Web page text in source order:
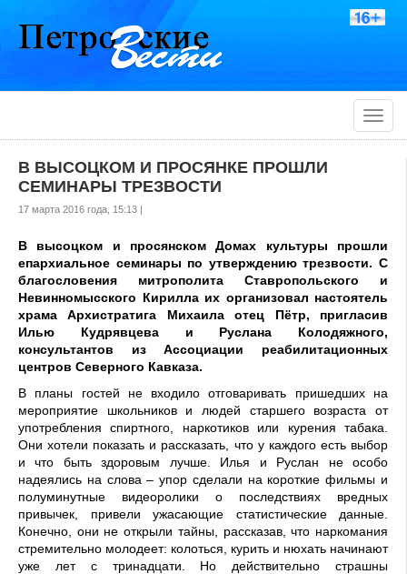
Toggle
В ВЫСОЦКОМ И ПРОСЯНКЕ ПРОШЛИ
СЕМИНАРЫ ТРЕЗВОСТИ
17 марта 2016 года, 15:13 |
В высоцком и просянском Домах культуры прошли
епархиальное семинары по утверждению трезвости. С
благословения митрополита Ставропольского и
Невинномысского Кирилла их организовал настоятель
храма Архистратига Михаила отец Пётр, пригласив
Илью Кудрявцева и Руслана Колодяжного,
консультантов из Ассоциации реабилитационных
центров Северного Кавказа.
В планы гостей не входило отговаривать пришедших на
мероприятие школьников и людей старшего возраста от
употребления спиртного, наркотиков или курения табака.
Они хотели показать и рассказать, что у каждого есть выбор
и что быть здоровым лучше. Илья и Руслан не особо
надеялись на слова – упор сделали на короткие фильмы и
полуминутные видеоролики о последствиях вредных
привычек, привели ужасающие статистические данные.
Конечно, они не открыли тайны, рассказав, что наркомания
стремительно молодеет: колоться, курить и нюхать начинают
уже лет с тринадцати. Но действительно страшны